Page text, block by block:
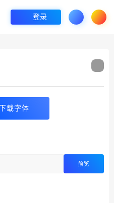
登录
载字体
预览